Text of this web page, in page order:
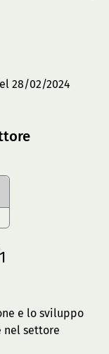
28/02/2024
1
e lo sviluppo
settore